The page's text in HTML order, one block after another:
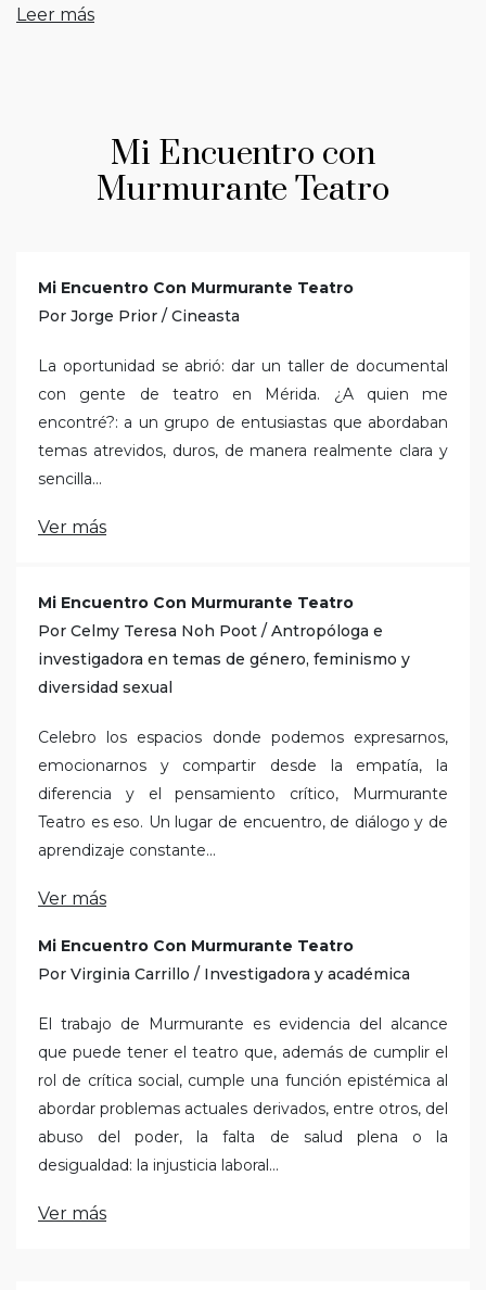
Leer más
Mi Encuentro con
Murmurante Teatro
Mi Encuentro Con Murmurante Teatro
Por Jorge Prior / Cineasta
La oportunidad se abrió: dar un taller de documental
con gente de teatro en Mérida. ¿A quien me
encontré?: a un grupo de entusiastas que abordaban
temas atrevidos, duros, de manera realmente clara y
sencilla...
Ver más
Mi Encuentro Con Murmurante Teatro
Por Celmy Teresa Noh Poot / Antropóloga e
investigadora en temas de género, feminismo y
diversidad sexual
Celebro los espacios donde podemos expresarnos,
emocionarnos y compartir desde la empatía, la
diferencia y el pensamiento crítico, Murmurante
Teatro es eso. Un lugar de encuentro, de diálogo y de
aprendizaje constante...
Ver más
Mi Encuentro Con Murmurante Teatro
Por Virginia Carrillo / Investigadora y académica
El trabajo de Murmurante es evidencia del alcance
que puede tener el teatro que, además de cumplir el
rol de crítica social, cumple una función epistémica al
abordar problemas actuales derivados, entre otros, del
abuso del poder, la falta de salud plena o la
desigualdad: la injusticia laboral...
Ver más